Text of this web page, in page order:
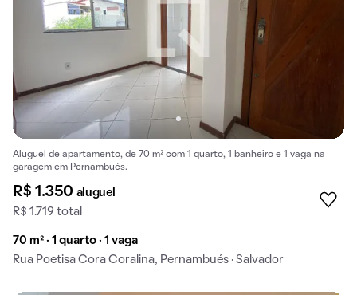
Aluguel de apartamento, de 70 m² com 1 quarto, 1 banheiro e 1 vaga na
garagem em Pernambués.
R$ 1.350 aluguel
R$ 1.719 total
70 m² · 1 quarto · 1 vaga
Rua Poetisa Cora Coralina, Pernambués · Salvador